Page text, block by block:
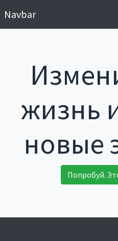
Navbar
жизнь
новые
Попробуй.